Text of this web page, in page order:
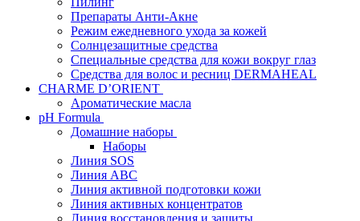
Препараты Анти-Акне
Режим ежедневного ухода за кожей
Солнцезащитные средства
Специальные средства для кожи вокруг глаз
Средства для волос и ресниц DERMAHEAL
CHARME D’ORIENT
Ароматические масла
pH Formula
Домашние наборы
Наборы
Линия SOS
Линия АВС
Линия активной подготовки кожи
Линия активных концентратов
Линия восстановления и защиты